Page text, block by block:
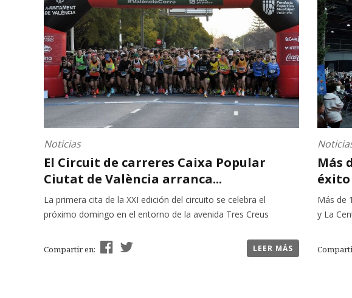
Noticias
El Circuit de carreres Caixa Popular
Ciutat de València arranca...
La primera cita de la XXI edición del circuito se celebra el
próximo domingo en el entorno de la avenida Tres Creus
Compartir en: LEER MÁS
Más
éxito
Más de
y La